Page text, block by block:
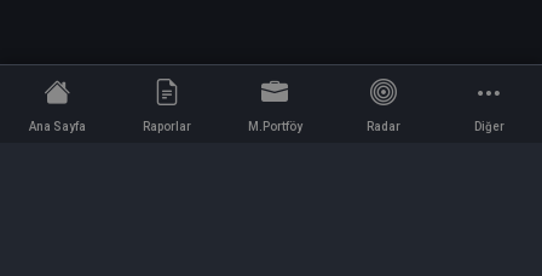
Ana Sayfa Raporlar M.Portföy Radar Diğer